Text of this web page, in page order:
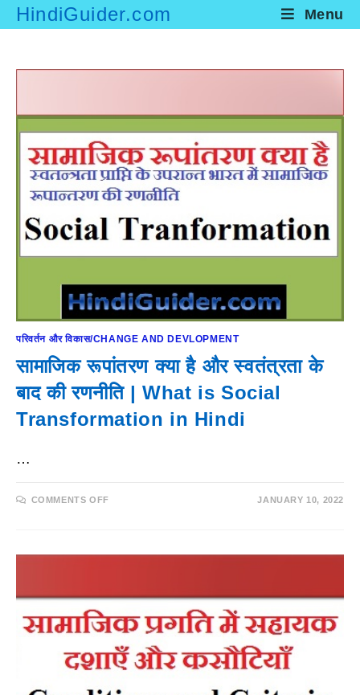
SkipHindiGuider.com Menu
परिवर्तन और विकास/CHANGE AND DEVLOPMENT
सामाजिक रूपांतरण क्या है और स्वतंत्रता के
बाद की रणनीति | What is Social
Transformation in Hindi
…
COMMENTS OFFON
की
रणनीति
|
WHAT
IS
SOCIAL
TRANSFORMATION
IN
JANUARY 10, 2022